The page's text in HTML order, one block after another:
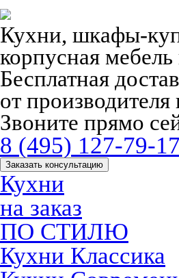
Кухни, шкафы-
корпусная мебель
Бесплатная
от
Звоните прямо
8 (495) 127-79-17
Заказать консультацию
Кухни
на заказ
ПО СТИЛЮ
Кухни Классика